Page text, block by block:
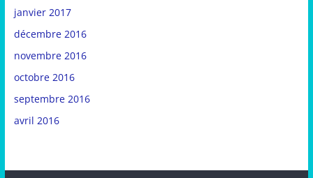
janvier 2017
décembre 2016
novembre 2016
octobre 2016
septembre 2016
avril 2016